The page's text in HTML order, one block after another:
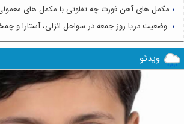
مکمل های آهن فورت چه تفاوتی با مکمل های معمولی
وضعیت دریا روز جمعه در سواحل انزلی، آستارا و
ویدئو